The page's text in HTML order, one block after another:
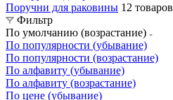
Поручни для раковины 12 товаров
Фильтр
По умолчанию (возрастание)
По популярности (убывание)
По популярности (возрастание)
По алфавиту (убывание)
По алфавиту (возрастание)
По цене (убывание)